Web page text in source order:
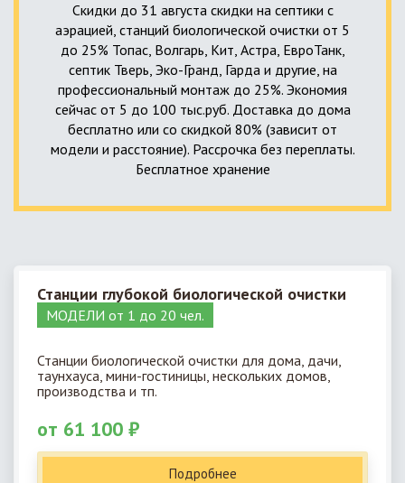
Скидки до 31 августа скидки на септики с
аэрацией, станций биологической очистки от 5
до 25% Топас, Волгарь, Кит, Астра, ЕвроТанк,
септик Тверь, Эко-Гранд, Гарда и другие, на
профессиональный монтаж до 25%. Экономия
сейчас от 5 до 100 тыс.руб. Доставка до дома
бесплатно или со скидкой 80% (зависит от
модели и расстояние). Рассрочка без переплаты.
Бесплатное хранение
Станции глубокой биологической очистки
МОДЕЛИ от 1 до 20 чел.
Станции биологической очистки для дома, дачи,
таунхауса, мини-гостиницы, нескольких домов,
производства и тп.
от 61 100 ₽
Подробнее